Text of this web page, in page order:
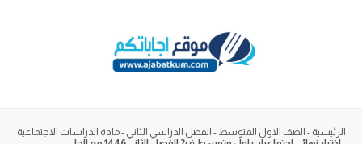
الرئيسية - الصف الاول المتوسط - الفصل الدراسي الثاني -مادة الدراسات الاجتماعية